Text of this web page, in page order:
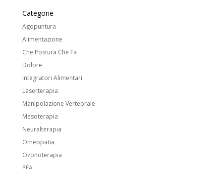
Categorie
Agopuntura
Alimentazione
Che Postura Che Fa
Dolore
Integratori Alimentari
Laserterapia
Manipolazione Vertebrale
Mesoterapia
Neuralterapia
Omeopatia
Ozonoterapia